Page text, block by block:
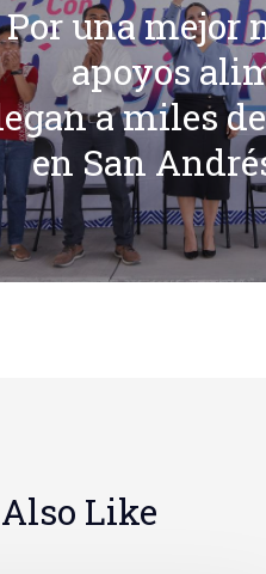
Por una mejor
apoyos
a miles
en San
Like